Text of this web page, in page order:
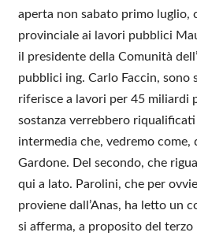
aperta non sabato primo luglio,
provinciale ai lavori pubblici
il presidente della Comunità
pubblici ing. Carlo Faccin, sono
riferisce a lavori per 45 miliardi
sostanza verrebbero
intermedia che, vedremo
Gardone. Del secondo, che
qui a lato. Parolini, che per
proviene dall’Anas, ha letto un
si afferma, a proposito del